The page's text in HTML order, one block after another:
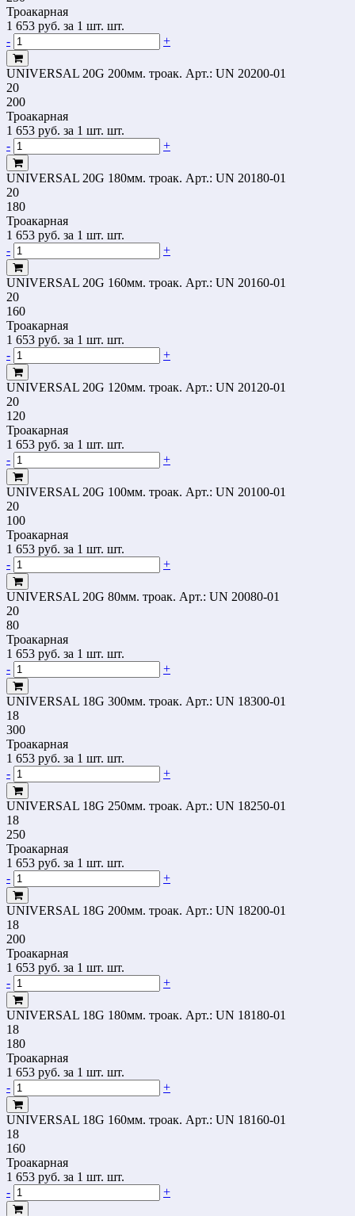
Троакарная
1 653 руб. за 1 шт. шт.
-
+
UNIVERSAL 20G 200мм. троак. Арт.: UN 20200-01
20
200
Троакарная
1 653 руб. за 1 шт. шт.
-
+
UNIVERSAL 20G 180мм. троак. Арт.: UN 20180-01
20
180
Троакарная
1 653 руб. за 1 шт. шт.
-
+
UNIVERSAL 20G 160мм. троак. Арт.: UN 20160-01
20
160
Троакарная
1 653 руб. за 1 шт. шт.
-
+
UNIVERSAL 20G 120мм. троак. Арт.: UN 20120-01
20
120
Троакарная
1 653 руб. за 1 шт. шт.
-
+
UNIVERSAL 20G 100мм. троак. Арт.: UN 20100-01
20
100
Троакарная
1 653 руб. за 1 шт. шт.
-
+
UNIVERSAL 20G 80мм. троак. Арт.: UN 20080-01
20
80
Троакарная
1 653 руб. за 1 шт. шт.
-
+
UNIVERSAL 18G 300мм. троак. Арт.: UN 18300-01
18
300
Троакарная
1 653 руб. за 1 шт. шт.
-
+
UNIVERSAL 18G 250мм. троак. Арт.: UN 18250-01
18
250
Троакарная
1 653 руб. за 1 шт. шт.
-
+
UNIVERSAL 18G 200мм. троак. Арт.: UN 18200-01
18
200
Троакарная
1 653 руб. за 1 шт. шт.
-
+
UNIVERSAL 18G 180мм. троак. Арт.: UN 18180-01
18
180
Троакарная
1 653 руб. за 1 шт. шт.
-
+
UNIVERSAL 18G 160мм. троак. Арт.: UN 18160-01
18
160
Троакарная
1 653 руб. за 1 шт. шт.
-
+